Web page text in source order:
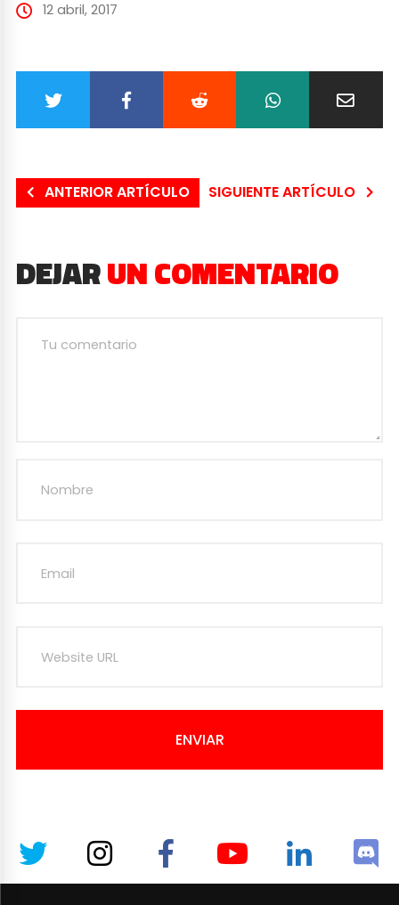
12 abril, 2017
ANTERIOR ARTÍCULO SIGUIENTE ARTÍCULO
DEJARUN COMENTARIO
ENVIAR